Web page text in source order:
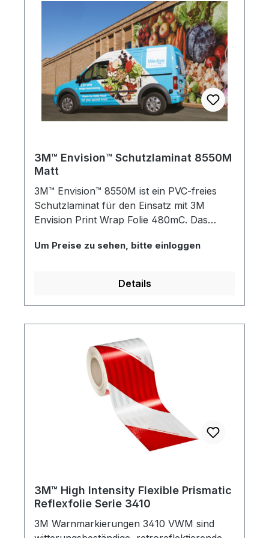
3M™ Envision™ Schutzlaminat 8550M
Matt
3M™ Envision™ 8550M ist ein PVC-freies
Schutzlaminat für den Einsatz mit 3M
Envision Print Wrap Folie 480mC. Das
Dehnelastizität (bis zu 150%) auf und ist
Print Wrap Film 480mV für die Verklebung
und Nieten.
Um Preise zu sehen, bitte einloggen
Details
3M™ High Intensity Flexible Prismatic
Reflexfolie Serie 3410
3M Warnmarkierungen 3410 VWM sind